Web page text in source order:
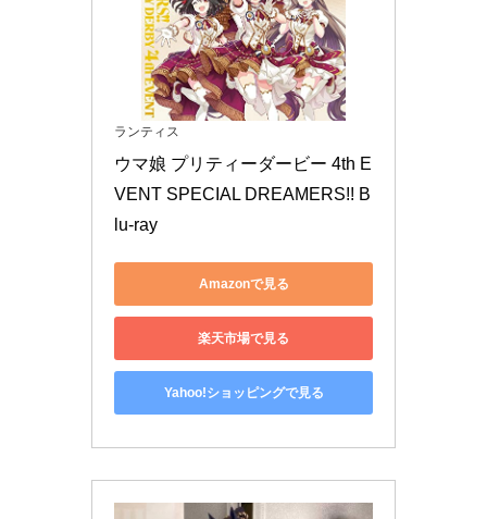
ランティス
ウマ娘 プリティーダービー 4th E
VENT SPECIAL DREAMERS!! B
lu-ray
Amazonで見る
楽天市場で見る
Yahoo!ショッピングで見る